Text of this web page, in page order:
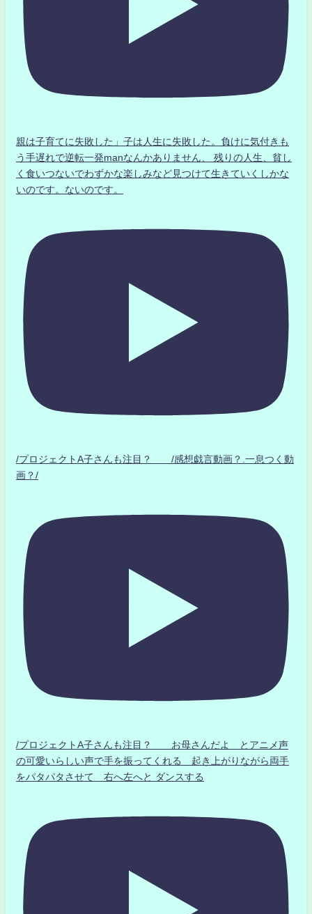
親は子育てに失敗した」子は人生に失敗した。負けに気付きも
う手遅れで逆転一発manなんかありません、 残りの人生、貧し
く食いつないでわずかな楽しみなど見つけて生きていくしかな
いのです。ないのです。
/プロジェクトA子さんも注目？ /感想戯言動画？.一息つく動
画？/
/プロジェクトA子さんも注目？ お母さんだよ とアニメ声
の可愛いらしい声で手を振ってくれる 起き上がりながら両手
をパタパタさせて 右へ左へと ダンスする